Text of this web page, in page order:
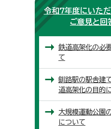
令和7年度にいた
ご意見と回
鉄道高架化の必
て
釧路駅の駅舎建
道高架化の目的
大規模運動公園
について